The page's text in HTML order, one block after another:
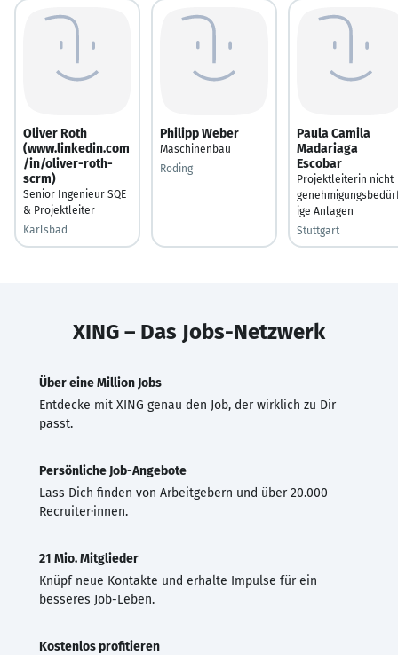
Oliver Roth
(www.linkedin.com
/in/oliver-roth-
scrm)
Senior Ingenieur SQE
& Projektleiter
Karlsbad
Philipp Weber
Maschinenbau
Roding
Paula Camila
Madariaga
Escobar
Projektleiterin nicht
ige Anlagen
Stuttgart
XING – Das Jobs-Netzwerk
Über eine Million Jobs
Entdecke mit XING genau den Job, der wirklich zu Dir
passt.
Persönliche Job-Angebote
Lass Dich finden von Arbeitgebern und über 20.000
Recruiter·innen.
21 Mio. Mitglieder
Knüpf neue Kontakte und erhalte Impulse für ein
besseres Job-Leben.
Kostenlos profitieren